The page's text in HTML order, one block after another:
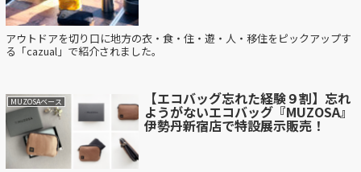
アウトドアを切り口に地方の衣・食・住・遊・人・移住をピックアップす
る「cazual」で紹介されました。
MUZOSAベース 【エコバッグ忘れた経験９割】忘れ
ようがないエコバッグ『MUZOSA』
伊勢丹新宿店で特設展示販売！